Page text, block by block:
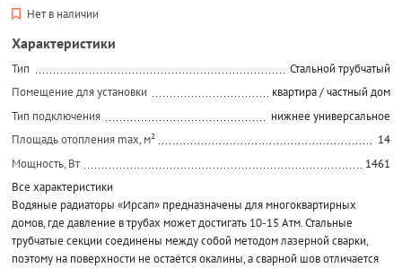
Нет в наличии
Характеристики
Тип
Стальной трубчатый
Помещение для установки
квартира / частный дом
Тип подключения
нижнее универсальное
Площадь отопления max, м²
14
Мощность, Вт
1461
Все характеристики
Водяные радиаторы «Ирсап» предназначены для многоквартирных
домов, где давление в трубах может достигать 10-15 Атм. Стальные
трубчатые секции соединены между собой методом лазерной сварки,
поэтому на поверхности не остаётся окалины, а сварной шов отличается